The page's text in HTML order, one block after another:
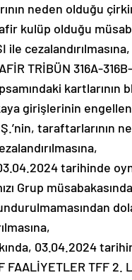
neden olduğu
kulüp olduğu
ile
TRİBÜN 316A-
kartlarının
girişlerinin
taraftarlarının
tarihinde
Grup
03.04.2024
FAALİYETLER TFF 2.